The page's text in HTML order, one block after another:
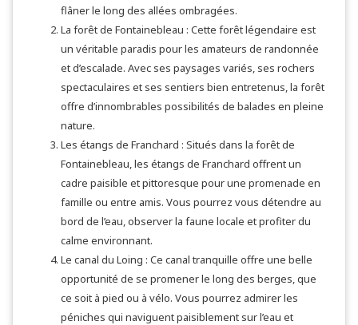
flâner le long des allées ombragées.
La forêt de Fontainebleau : Cette forêt légendaire est
un véritable paradis pour les amateurs de randonnée
et d’escalade. Avec ses paysages variés, ses rochers
spectaculaires et ses sentiers bien entretenus, la forêt
offre d’innombrables possibilités de balades en pleine
nature.
Les étangs de Franchard : Situés dans la forêt de
Fontainebleau, les étangs de Franchard offrent un
cadre paisible et pittoresque pour une promenade en
famille ou entre amis. Vous pourrez vous détendre au
bord de l’eau, observer la faune locale et profiter du
calme environnant.
Le canal du Loing : Ce canal tranquille offre une belle
opportunité de se promener le long des berges, que
ce soit à pied ou à vélo. Vous pourrez admirer les
péniches qui naviguent paisiblement sur l’eau et